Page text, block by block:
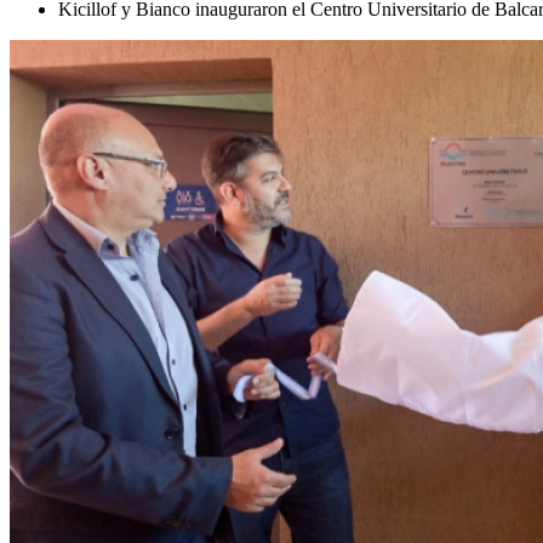
Kicillof y Bianco inauguraron el Centro Universitario de